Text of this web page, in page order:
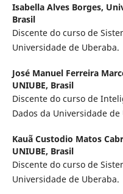
Isabella Alves Borges,
Brasil
Discente do curso de
Universidade de Uberaba.
José Manuel Ferreira
UNIUBE, Brasil
Discente do curso de
Dados da Universidade de
Kauã Custodio Matos
UNIUBE, Brasil
Discente do curso de
Universidade de Uberaba.